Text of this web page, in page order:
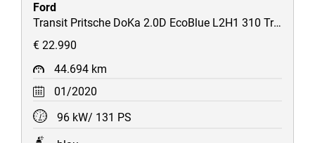
Ford
Transit Pritsche DoKa 2.0D EcoBlue L2H1 310 Trend 7-Sitzer/Tempomat/Klima/Plane/uvm
€ 22.990
44.694 km
01/2020
96 kW/ 131 PS